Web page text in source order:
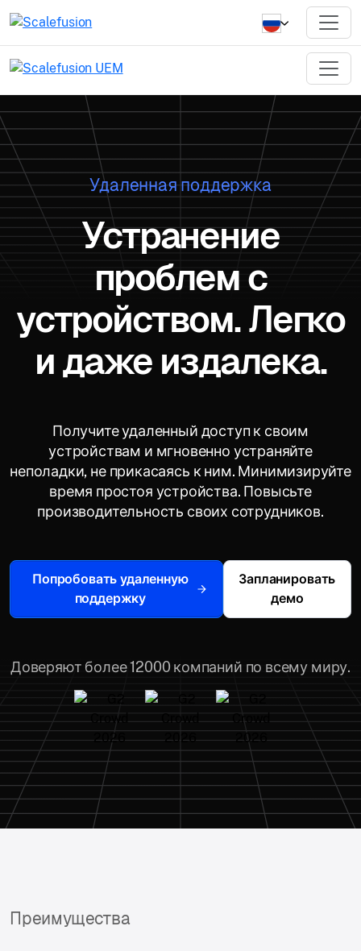
Удаленная поддержка
Устранение
проблем с
устройством. Легко
и даже издалека.
Получите удаленный доступ к своим
устройствам и мгновенно устраняйте
неполадки, не прикасаясь к ним. Минимизируйте
время простоя устройства. Повысьте
производительность своих сотрудников.
Попробовать удаленную
поддержку
Запланировать
демо
Доверяют более 12000 компаний по всему миру.
Преимущества